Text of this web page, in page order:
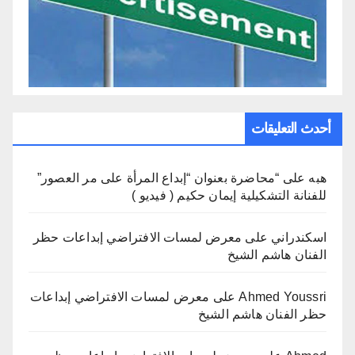
أحدث التعليقات
هبه على “محاضرة بعنوان “إبداع المرأة على مر العصور”
للفنانة التشكيلية إيمان حكيم ( فيديو )
اسكندراني على معرض لمسات الافتراضي إبداعات حظر
الفنان هاشم الشيخ
Ahmed Youssriعلى معرض لمسات الافتراضي إبداعات
حظر الفنان هاشم الشيخ